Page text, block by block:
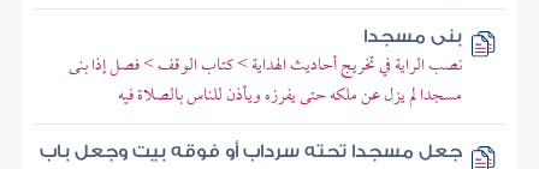
بنى مسجدا
نصب الراية في تخريج أحاديث الهداية > كتاب الوقف > فصل إذا بنى
مسجدا لم يزل عن ملكه حتى يفرزه ويأذن للناس بالصلاة فيه
جعل مسجدا تحته سرداب أو فوقه بيت وجعل باب